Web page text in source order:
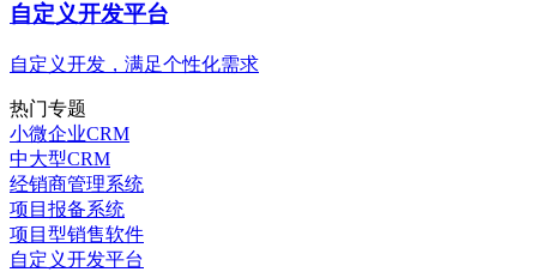
自定义开发平台
自定义开发，满足个性化需求
热门专题
小微企业CRM
中大型CRM
经销商管理系统
项目报备系统
项目型销售软件
自定义开发平台